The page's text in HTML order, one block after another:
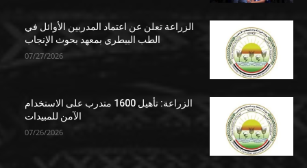
الزراعة تعلن عن اعتماد المدربين الأوائل في
الطب البيطري بمعهد بحوث الإنجاب
07/27/2026
الزراعة: تأهيل 1600 متدرب على الاستخدام
الآمن للمبيدات
07/26/2026